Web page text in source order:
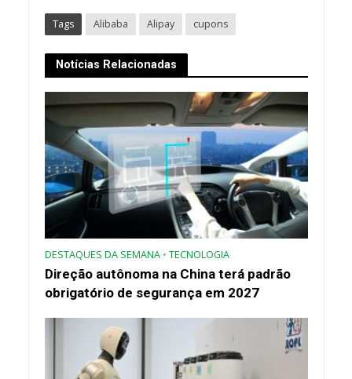
Tags Alibaba Alipay cupons
Notícias Relacionadas
DESTAQUES DA SEMANA • TECNOLOGIA
Direção autônoma na China terá padrão
obrigatório de segurança em 2027